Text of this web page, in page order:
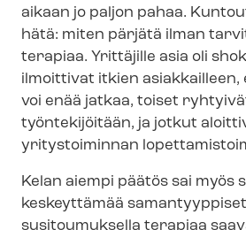
aikaan jo paljon pahaa.
hätä: miten pärjätä ilman
terapiaa. Yrittäjille asia oli
ilmoittivat itkien asiakkailleen,
voi enää jatkaa, toiset
työntekijöitään, ja jotkut
yritystoiminnan
Kelan aiempi päätös sai myös
keskeyttämää
susi­tou­muk­sel­la terapiaa